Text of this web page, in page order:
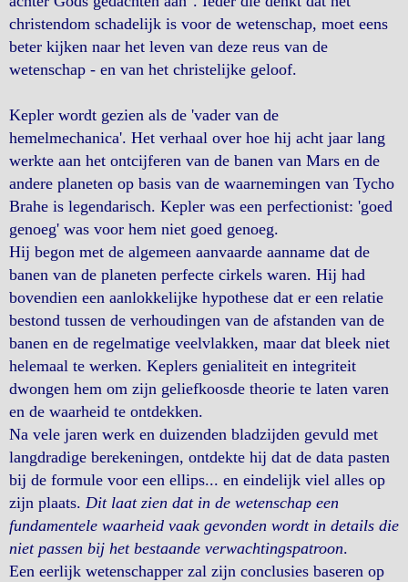
christendom schadelijk is voor de wetenschap, moet eens
beter kijken naar het leven van deze reus van de
wetenschap - en van het christelijke geloof.
Kepler wordt gezien als de 'vader van de
hemelmechanica'. Het verhaal over hoe hij acht jaar lang
werkte aan het ontcijferen van de banen van Mars en de
andere planeten op basis van de waarnemingen van Tycho
Brahe is legendarisch. Kepler was een perfectionist: 'goed
genoeg' was voor hem niet goed genoeg.
Hij begon met de algemeen aanvaarde aanname dat de
banen van de planeten perfecte cirkels waren. Hij had
bovendien een aanlokkelijke hypothese dat er een relatie
bestond tussen de verhoudingen van de afstanden van de
banen en de regelmatige veelvlakken, maar dat bleek niet
helemaal te werken. Keplers genialiteit en integriteit
dwongen hem om zijn geliefkoosde theorie te laten varen
en de waarheid te ontdekken.
Na vele jaren werk en duizenden bladzijden gevuld met
langdradige berekeningen, ontdekte hij dat de data pasten
bij de formule voor een ellips... en eindelijk viel alles op
zijn plaats. Dit laat zien dat in de wetenschap een
fundamentele waarheid vaak gevonden wordt in details die
niet passen bij het bestaande verwachtingspatroon.
Een eerlijk wetenschapper zal zijn conclusies baseren op